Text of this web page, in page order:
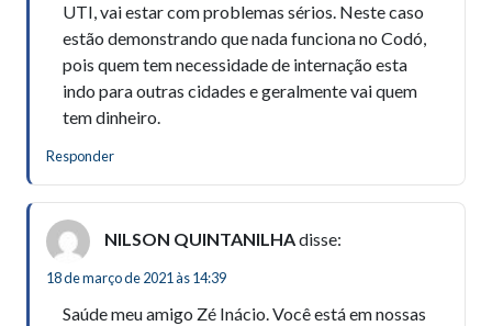
UTI, vai estar com problemas sérios. Neste caso
estão demonstrando que nada funciona no Codó,
pois quem tem necessidade de internação esta
indo para outras cidades e geralmente vai quem
tem dinheiro.
Responder
NILSON QUINTANILHAdisse:
18 de março de 2021 às 14:39
Saúde meu amigo Zé Inácio. Você está em nossas